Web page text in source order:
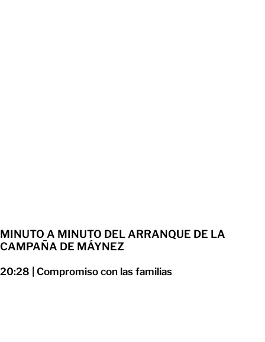
MINUTO A MINUTO DEL ARRANQUE DE LA
CAMPAÑA DE MÁYNEZ
20:28 | Compromiso con las familias